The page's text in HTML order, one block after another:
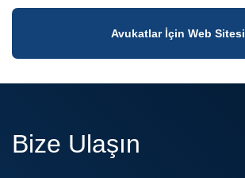
Avukatlar İçin Web Sitesi
Bize Ulaşın